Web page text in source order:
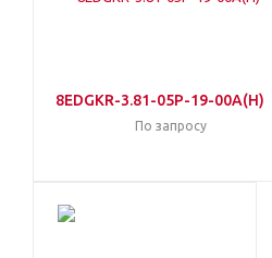
8EDGKR-3.81-05P-19-00A(H)
По запросу